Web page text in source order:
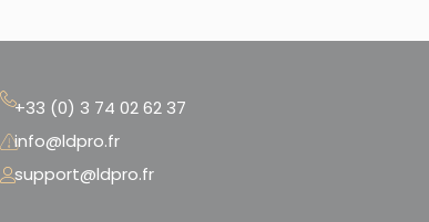
+33 (0) 3 74 02 62 37
info@ldpro.fr
support@ldpro.fr